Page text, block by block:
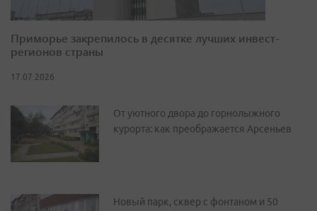
Приморье закрепилось в десятке лучших инвест-
регионов страны
17.07.2026
От уютного двора до горнолыжного
курорта: как преображается Арсеньев
Новый парк, сквер с фонтаном и 50